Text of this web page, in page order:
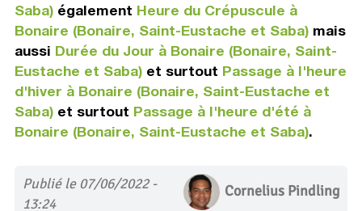
Saba)également Heure du Crépuscule à
Bonaire (Bonaire, Saint-Eustache et Saba)mais
aussi Durée du Jour à Bonaire (Bonaire, Saint-
Eustache et Saba)et surtout Passage à l'heure
d'hiver à Bonaire (Bonaire, Saint-Eustache et
Saba)et surtout Passage à l'heure d'été à
Bonaire (Bonaire, Saint-Eustache et Saba).
Publié le 07/06/2022 -
13:24
Cornelius Pindling